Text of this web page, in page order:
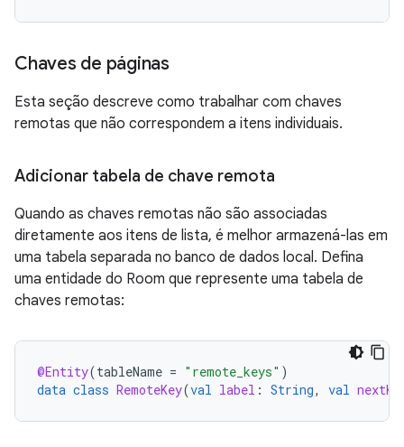
Chaves de páginas
Esta seção descreve como trabalhar com chaves
remotas que não correspondem a itens individuais.
Adicionar tabela de chave remota
Quando as chaves remotas não são associadas
diretamente aos itens de lista, é melhor armazená-las em
uma tabela separada no banco de dados local. Defina
uma entidade do Room que represente uma tabela de
chaves remotas:
@Entity(tableName = "remote_keys" )
data class RemoteKey(val label : String, val